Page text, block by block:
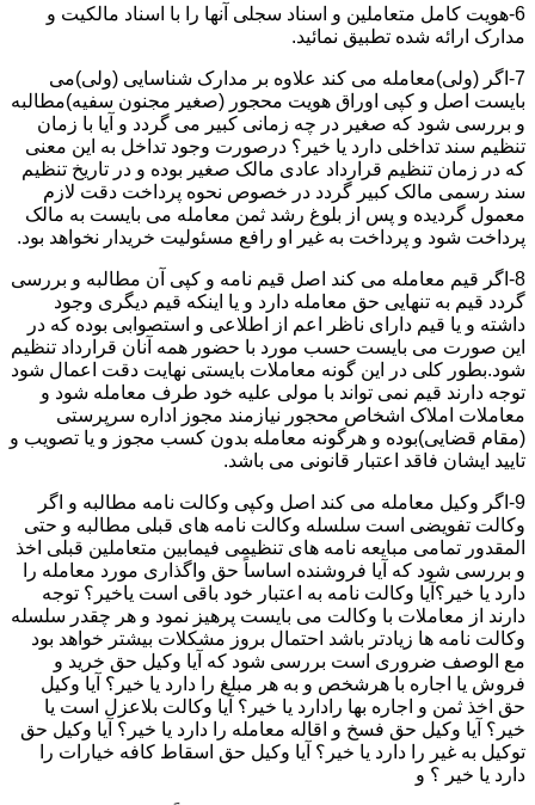
6-هویت کامل متعاملین و اسناد سجلی آنها را با اسناد مالکیت و
مدارک ارائه شده تطبیق نمائید.
7-اگر (ولی)معامله می کند علاوه بر مدارک شناسایی (ولی)می
بایست اصل و کپی اوراق هویت محجور (صغیر مجنون سفیه)مطالبه
و بررسی شود که صغیر در چه زمانی کبیر می گردد و آیا با زمان
تنظیم سند تداخلی دارد یا خیر؟ درصورت وجود تداخل به این معنی
که در زمان تنظیم قرارداد عادی مالک صغیر بوده و در تاریخ تنظیم
سند رسمی مالک کبیر گردد در خصوص نحوه پرداخت دقت لازم
معمول گردیده و پس از بلوغ رشد ثمن معامله می بایست به مالک
پرداخت شود و پرداخت به غیر او رافع مسئولیت خریدار نخواهد بود.
8-اگر قیم معامله می کند اصل قیم نامه و کپی آن مطالبه و بررسی
گردد قیم به تنهایی حق معامله دارد و یا اینکه قیم دیگری وجود
داشته و یا قیم دارای ناظر اعم از اطلاعی و استصوابی بوده که در
این صورت می بایست حسب مورد با حضور همه آنان قرارداد تنظیم
شود.بطور کلی در این گونه معاملات بایستی نهایت دقت اعمال شود
توجه دارند قیم نمی تواند با مولی علیه خود طرف معامله شود و
معاملات املاک اشخاص محجور نیازمند مجوز اداره سرپرستی
(مقام قضایی)بوده و هرگونه معامله بدون کسب مجوز و یا تصویب و
تایید ایشان فاقد اعتبار قانونی می باشد.
9-اگر وکیل معامله می کند اصل وکپی وکالت نامه مطالبه و اگر
وکالت تفویضی است سلسله وکالت نامه های قبلی مطالبه و حتی
المقدور تمامی مبایعه نامه های تنظیمی فیمابین متعاملین قبلی اخذ
و بررسی شود که آیا فروشنده اساساً حق واگذاری مورد معامله را
دارد یا خیر؟آیا وکالت نامه به اعتبار خود باقی است یاخیر؟ توجه
دارند از معاملات با وکالت می بایست پرهیز نمود و هر چقدر سلسله
وکالت نامه ها زیادتر باشد احتمال بروز مشکلات بیشتر خواهد بود
مع الوصف ضروری است بررسی شود که آیا وکیل حق خرید و
فروش یا اجاره با هرشخص و به هر مبلغ را دارد یا خیر؟ آیا وکیل
حق اخذ ثمن و اجاره بها رادارد یا خیر؟ آیا وکالت بلاعزل است یا
خیر؟ آیا وکیل حق فسخ و اقاله معامله را دارد یا خیر؟ آیا وکیل حق
توکیل به غیر را دارد یا خیر؟ آیا وکیل حق اسقاط کافه خیارات را
دارد یا خیر ؟ و